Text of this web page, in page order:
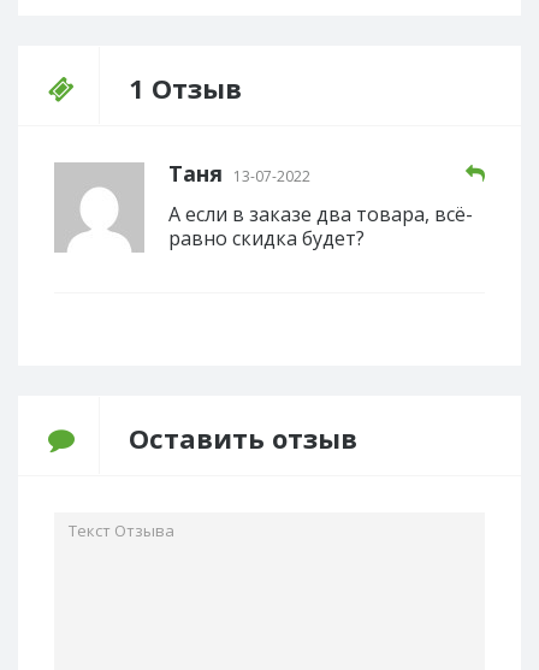
1 Отзыв
Таня 13-07-2022
А если в заказе два товара, всё-
равно скидка будет?
Оставить отзыв